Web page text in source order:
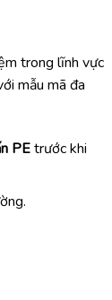
trong lĩnh vực
mẫu mã đa
PEtrước khi